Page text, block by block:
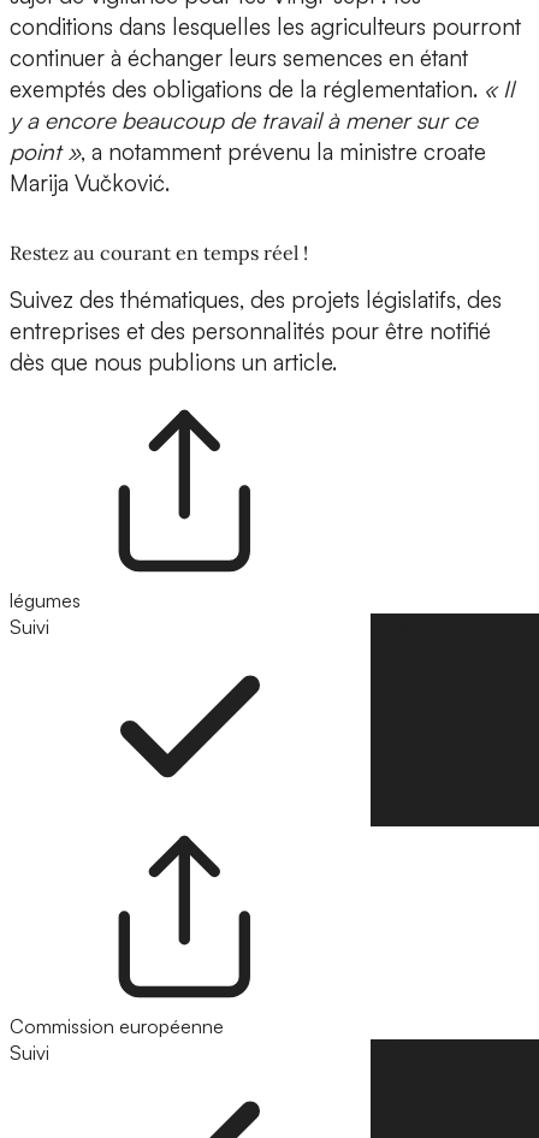
conditions dans lesquelles les agriculteurs pourront
continuer à échanger leurs semences en étant
exemptés des obligations de la réglementation. « Il
y a encore beaucoup de travail à mener sur ce
point », a notamment prévenu la ministre croate
Marija Vučković.
Restez au courant en temps réel !
Suivez des thématiques, des projets législatifs, des
entreprises et des personnalités pour être notifié
dès que nous publions un article.
légumes
Suivi
Commission européenne
Suivi